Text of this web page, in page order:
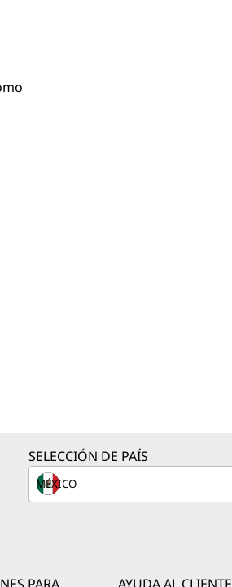
SELECCIÓN DE PAÍS